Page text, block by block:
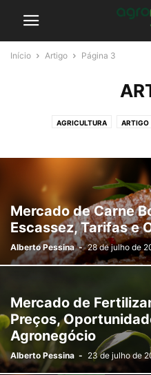
Início Artigo Página 3
AGRICULTURA ARTIGO
Mercado de Carne
Escassez, Tarifas e
Alberto Pessina - 28 de julho de
Mercado de
Preços,
Agronegócio
Alberto Pessina - 23 de julho de